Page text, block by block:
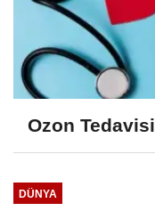
Ozon Tedavisi
DÜNYA